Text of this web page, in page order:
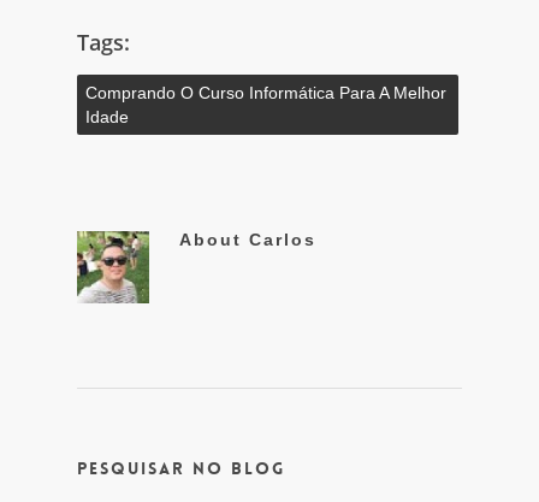
Tags:
Comprando O Curso Informática Para A Melhor
Idade
About Carlos
Pesquisar no Blog